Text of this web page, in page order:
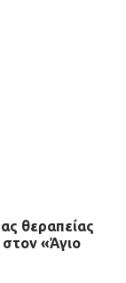
θεραπείας
«Άγιο